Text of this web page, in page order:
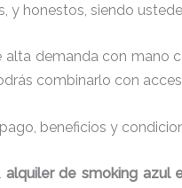
y honestos, siendo
alta demanda con mano
combinarlo con
beneficios y
alquiler de smoking azul